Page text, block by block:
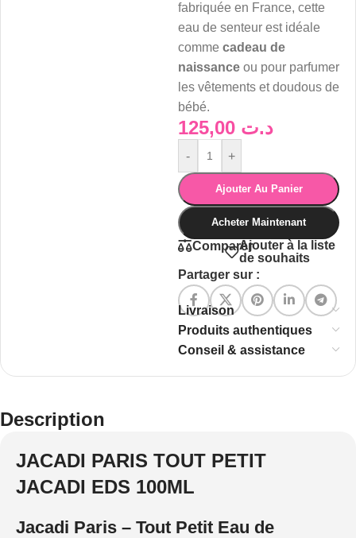
fabriquée en France, cette
eau de senteur est idéale
comme cadeau de
naissance ou pour parfumer
les vêtements et doudous de
bébé.
د.ت
- +
Ajouter Au Panier
Acheter Maintenant
ComparerAjouter à la liste
de souhaits
Partager sur :
Livraison
Produits authentiques
Conseil & assistance
Description
JACADI PARIS TOUT PETIT
JACADI EDS 100ML
Jacadi Paris – Tout Petit Eau de